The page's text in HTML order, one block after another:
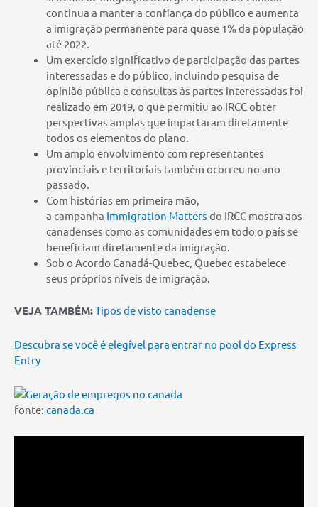
continua a manter a confiança do público e aumenta
a imigração permanente para quase 1% da população
até 2022.
Um exercício significativo de participação das partes
interessadas e do público, incluindo pesquisa de
opinião pública e consultas às partes interessadas foi
realizado em 2019, o que permitiu ao IRCC obter
perspectivas amplas que impactaram diretamente
todos os elementos do plano.
Um amplo envolvimento com representantes
provinciais e territoriais também ocorreu no ano
passado.
Com histórias em primeira mão,
a campanha Immigration Matters do IRCC mostra aos
canadenses como as comunidades em todo o país se
beneficiam diretamente da imigração.
Sob o Acordo Canadá-Quebec, Quebec estabelece
seus próprios níveis de imigração.
VEJA TAMBÉM:Tipos de visto canadense
Descubra se você é elegível para entrar no pool do Express
Entry
fonte: canada.ca